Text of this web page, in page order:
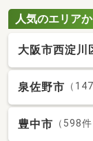
人気のエリア
大阪市西淀川
泉佐野市 （
豊中市 （598件